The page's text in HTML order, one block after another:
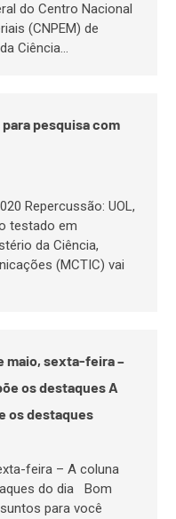
do Centro Nacional
(CNPEM) de
Ciência…
pesquisa com
Repercussão: UOL,
testado em
da Ciência,
(MCTIC) vai
maio, sexta-feira –
os destaques A
os destaques
feira – A coluna
do dia Bom
para você